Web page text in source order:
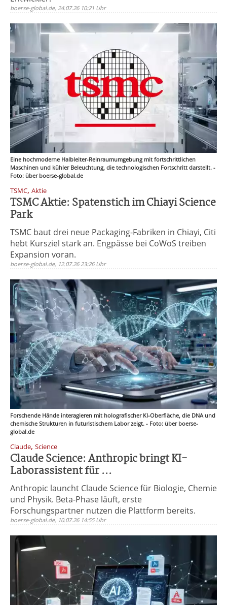
boerse-global.de, 24.07.26 10:21 Uhr
Eine hochmoderne Halbleiter-Reinraumumgebung mit fortschrittlichen
Maschinen und kühler Beleuchtung, die technologischen Fortschritt darstellt. -
Foto: über boerse-global.de
TSMC, Aktie
TSMC Aktie: Spatenstich im Chiayi Science
Park
TSMC baut drei neue Packaging-Fabriken in Chiayi, Citi
hebt Kursziel stark an. Engpässe bei CoWoS treiben
Expansion voran.
boerse-global.de, 12.07.26 23:26 Uhr
Forschende Hände interagieren mit holografischer KI-Oberfläche, die DNA und
chemische Strukturen in futuristischem Labor zeigt. - Foto: über boerse-
global.de
Claude, Science
Claude Science: Anthropic bringt KI-
Laborassistent für ...
Anthropic launcht Claude Science für Biologie, Chemie
und Physik. Beta-Phase läuft, erste
Forschungspartner nutzen die Plattform bereits.
boerse-global.de, 10.07.26 14:55 Uhr